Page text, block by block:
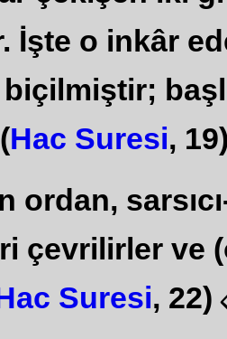
İşte o inkâr
Hac Suresi,
ordan,
çevrilirler ve
Suresi, 22)